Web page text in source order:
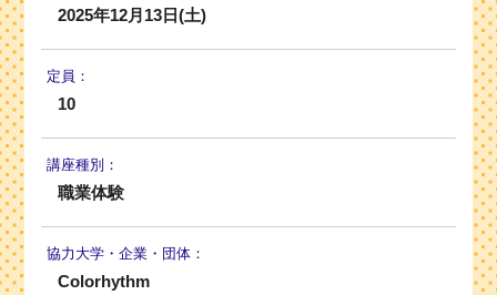
2025年12月13日(土)
定員：
10
講座種別：
職業体験
協力大学・企業・団体：
Colorhythm